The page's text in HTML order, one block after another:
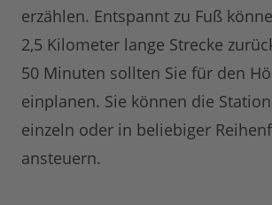
erzählen. Entspannt zu Fuß
2,5 Kilometer lange Strecke
50 Minuten sollten Sie für den
einplanen. Sie können die
einzeln oder in beliebiger
ansteuern.